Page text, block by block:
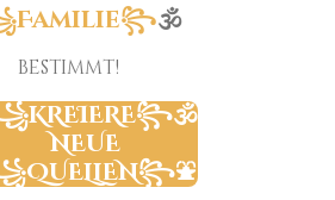
🕉️
bestimmt!
꧂🕉️
NEUE